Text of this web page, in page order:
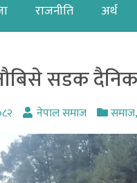
राजनीति अर्थ
सडक
नेपाल समाज समाज,